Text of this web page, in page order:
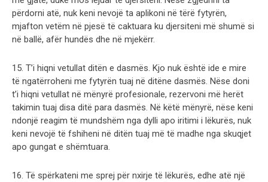
përdorni atë, nuk keni nevojë ta aplikoni në tërë fytyrën,
mjafton vetëm në pjesë të caktuara ku djersiteni më shumë si
në ballë, afër hundës dhe në mjekërr.
15. T’i hiqni vetullat ditën e dasmës. Kjo nuk është ide e mire
të ngatërroheni me fytyrën tuaj në ditëne dasmës. Nëse doni
t’i hiqni vetullat në mënyrë profesionale, rezervoni më herët
takimin tuaj disa ditë para dasmës. Në këtë mënyrë, nëse keni
ndonjë reagim të mundshëm nga dylli apo iritimi i lëkurës, nuk
keni nevojë të fshiheni në ditën tuaj më të madhe nga skuqjet
apo gungat e shëmtuara.
16. Të spërkateni me sprej për nxirje të lëkurës, edhe atë një